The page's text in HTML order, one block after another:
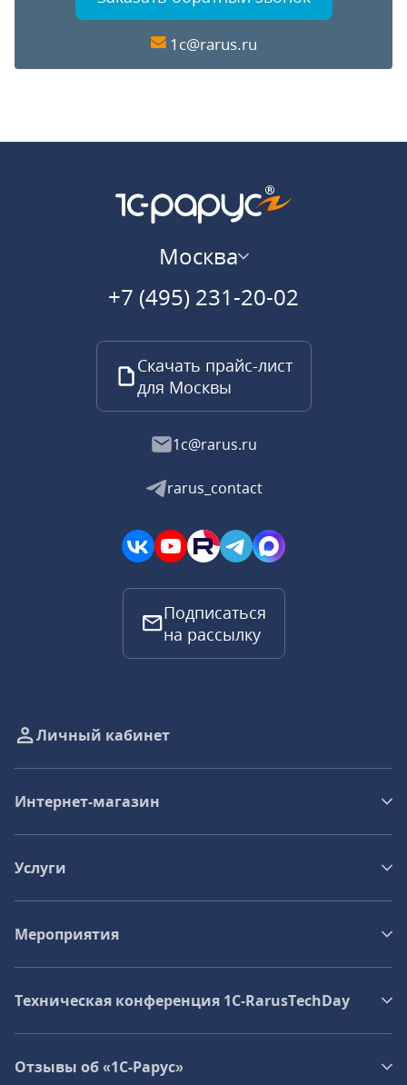
1c@rarus.ru
Москва
+7 (495) 231-20-02
Скачать прайс-лист
для Москвы
1c@rarus.ru
rarus_contact
Подписаться
на рассылку
Личный кабинет
Интернет-магазин
Услуги
Мероприятия
Техническая конференция 1C‑RarusTechDay
Отзывы об «1С-Рарус»